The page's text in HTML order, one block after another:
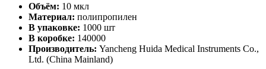
Объём: 10 мкл
Материал: полипропилен
В упаковке: 1000 шт
В коробке: 140000
Производитель: Yancheng Huida Medical Instruments Co.,
Ltd. (China Mainland)